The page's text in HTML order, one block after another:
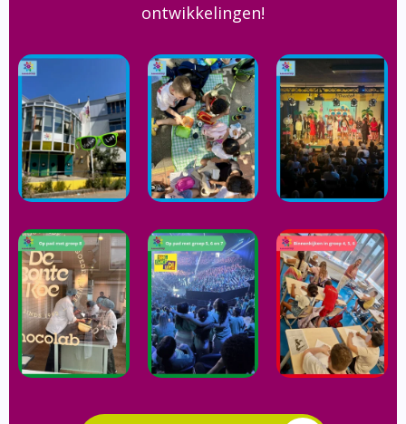
ontwikkelingen!